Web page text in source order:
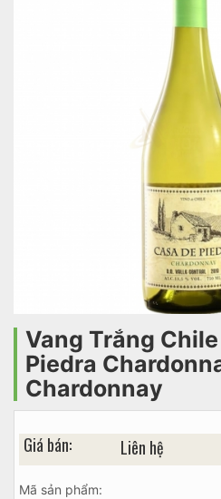
Vang Trắng
Piedra
Chardonnay
Giá bán: Liên hệ
Mã sản phẩm: